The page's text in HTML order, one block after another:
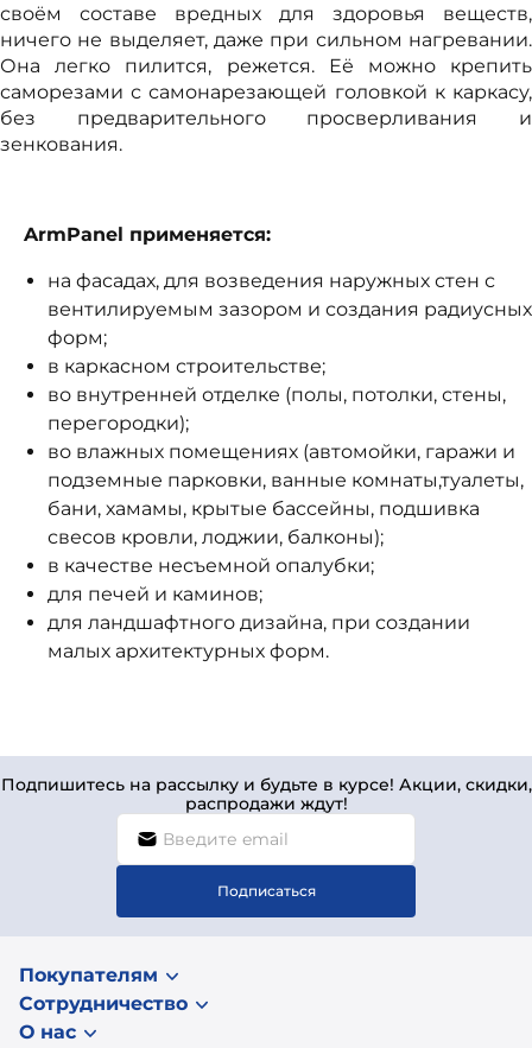
своём составе вредных для здоровья веществ,
ничего не выделяет, даже при сильном нагревании.
Она легко пилится, режется. Её можно крепить
саморезами с самонарезающей головкой к каркасу,
без предварительного просверливания и
зенкования.
ArmPanel применяется:
на фасадах, для возведения наружных стен с
вентилируемым зазором и создания радиусных
форм;
в каркасном строительстве;
во внутренней отделке (полы, потолки, стены,
перегородки);
во влажных помещениях (автомойки, гаражи и
подземные парковки, ванные комнаты,туалеты,
бани, хамамы, крытые бассейны, подшивка
свесов кровли, лоджии, балконы);
в качестве несъемной опалубки;
для печей и каминов;
для ландшафтного дизайна, при создании
малых архитектурных форм.
Подпишитесь на рассылку и будьте в курсе! Акции, скидки,
распродажи ждут!
Подписаться
Покупателям
Сотрудничество
О нас